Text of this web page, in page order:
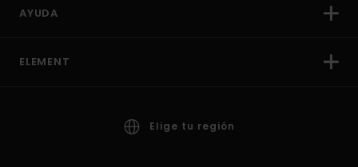
AYUDA
ELEMENT
Elige tu región